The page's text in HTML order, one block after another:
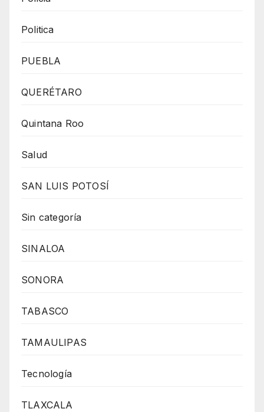
Politica
PUEBLA
QUERÉTARO
Quintana Roo
Salud
SAN LUIS POTOSÍ
Sin categoría
SINALOA
SONORA
TABASCO
TAMAULIPAS
Tecnología
TLAXCALA